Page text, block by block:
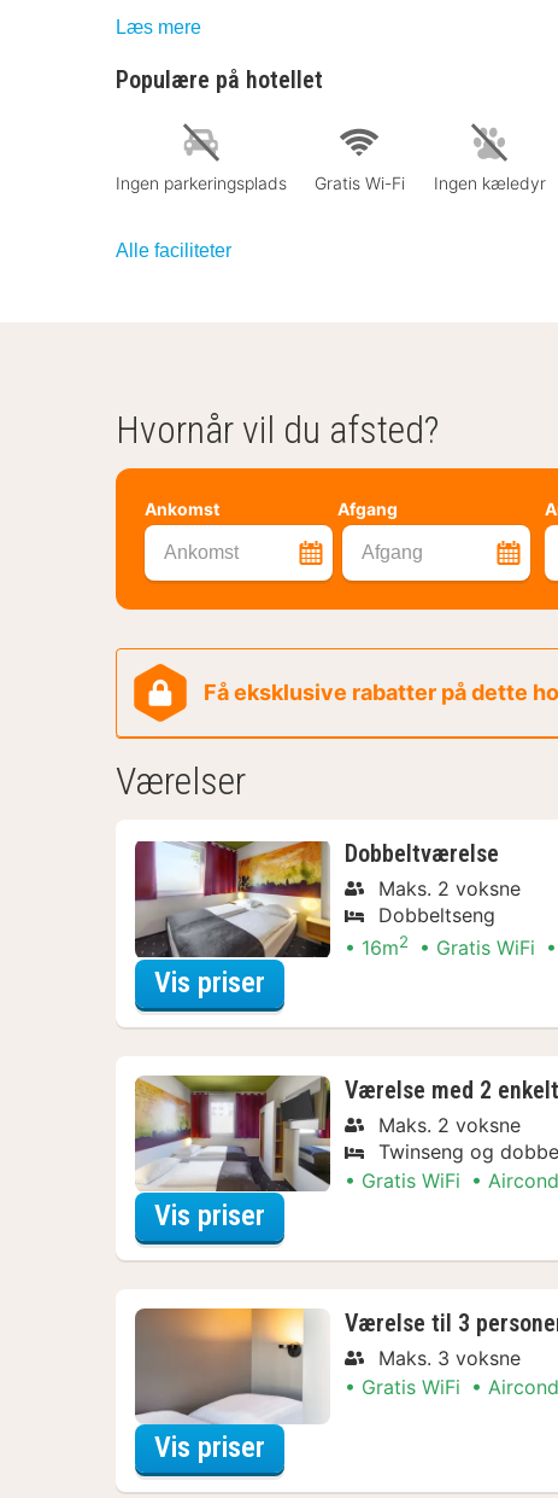
Læs mere
Populære på hotellet
Ingen parkeringsplads Gratis Wi-Fi Ingen kæledyr
Alle faciliteter
Hvornår vil du afsted?
Ankomst Afgang
Ankomst Afgang
Få eksklusive rabatter på dette
Værelser
Dobbeltværelse
Maks. 2 voksne
Dobbeltseng
16m2 Gratis WiFi
Vis priser
Værelse med 2
Maks. 2 voksne
Twinseng og
Gratis WiFi
Vis priser
Værelse til 3
Maks. 3 voksne
Gratis WiFi
Vis priser